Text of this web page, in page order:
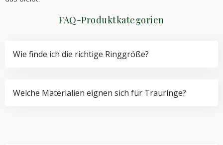
FAQ-Produktkategorien
Wie finde ich die richtige Ringgröße?
Welche Materialien eignen sich für Trauringe?